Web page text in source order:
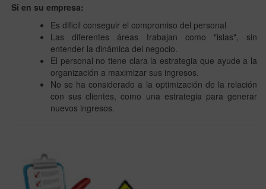
Si en su empresa:
Es dificil conseguir el compromiso del personal
Las diferentes áreas trabajan como "islas", sin
entender la dinámica del negocio.
El personal no tiene clara la estrategia que ayude a la
organización a maximizar sus ingresos.
No se ha considerado a la optimización de la relación
con sus clientes, como una estrategia para generar
nuevos ingresos.